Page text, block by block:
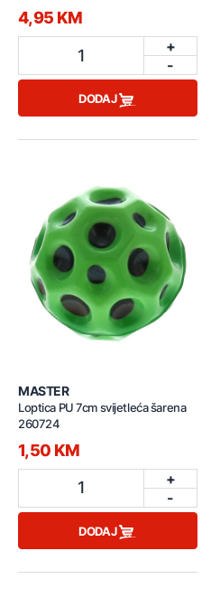
4,95 KM
1
+
-
DODAJ
MASTER
Loptica PU 7cm svijetleća šarena
260724
1,50 KM
1
+
-
DODAJ